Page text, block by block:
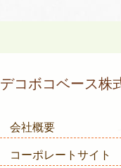
デコボコベース株
会社概要
コーポレートサイト